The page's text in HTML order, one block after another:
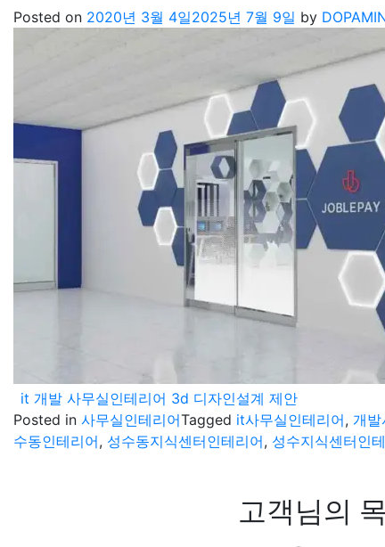
Posted on 2020년 3월 4일2025년 7월 9일 by
it 개발 사무실인테리어 3d 디자인설계 제안
Posted in 사무실인테리어Tagged it사무실인테리어, 개발
수동인테리어, 성수동지식센터인테리어, 성수지식센터인
고객님의